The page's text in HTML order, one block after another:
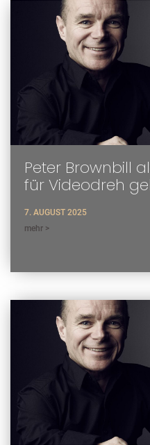
Peter Brownbill
für Videodreh
7. AUGUST 2025
mehr >